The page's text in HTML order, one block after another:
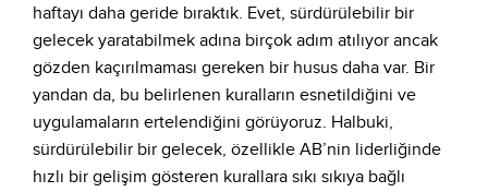
haftayı daha geride bıraktık. Evet, sürdürülebilir bir
gelecek yaratabilmek adına birçok adım atılıyor ancak
gözden kaçırılmaması gereken bir husus daha var. Bir
yandan da, bu belirlenen kuralların esnetildiğini ve
uygulamaların ertelendiğini görüyoruz. Halbuki,
sürdürülebilir bir gelecek, özellikle AB’nin liderliğinde
hızlı bir gelişim gösteren kurallara sıkı sıkıya bağlı